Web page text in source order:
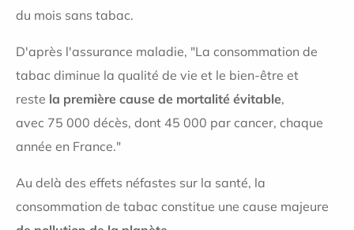
du mois sans tabac.
D'après l'assurance maladie, "La consommation de
tabac diminue la qualité de vie et le bien-être et
reste la première cause de mortalité évitable,
avec 75 000 décès, dont 45 000 par cancer, chaque
année en France."
Au delà des effets néfastes sur la santé, la
consommation de tabac constitue une cause majeure